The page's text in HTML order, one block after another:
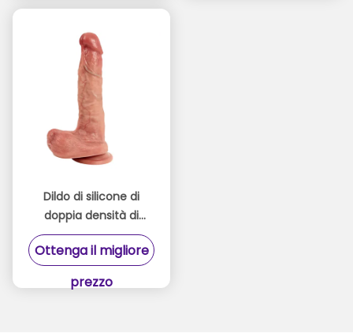
Dildo di silicone di
doppia densità di
silicone di 22 cm
colore abbronzato
Ottenga il migliore
prezzo